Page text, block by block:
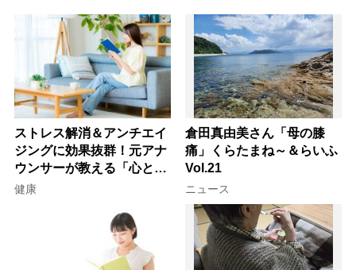
ストレス解消＆アンチエイ
ジングに効果抜群！元アナ
ウンサーが教える「心と体
を元気にする音読の習慣」
健康
倉田真由美さん「母の膝
痛」くらたまね～＆らいふ
Vol.21
ニュース